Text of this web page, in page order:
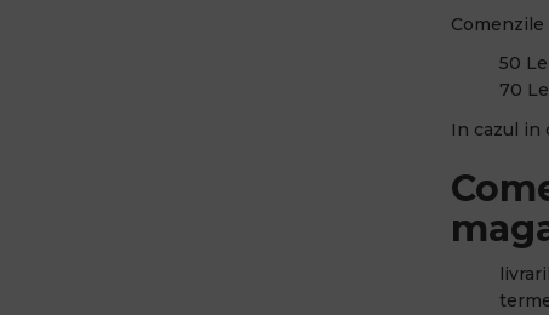
Comenzile
50
70
In cazul in